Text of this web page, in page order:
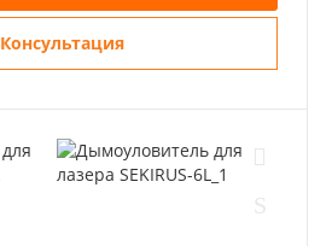
Консультация